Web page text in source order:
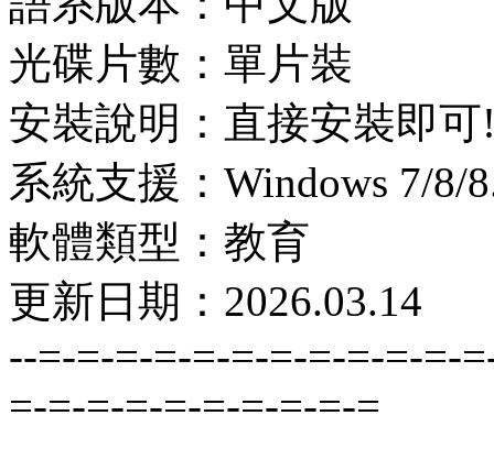
光碟片數：單片裝
安裝說明：直接安裝即可
系統支援：Windows 7/8/
軟體類型：教育
更新日期：2026.03.14
--=-=-=-=-=-=-=-=-=-=-=-
=-=-=-=-=-=-=-=-=-=